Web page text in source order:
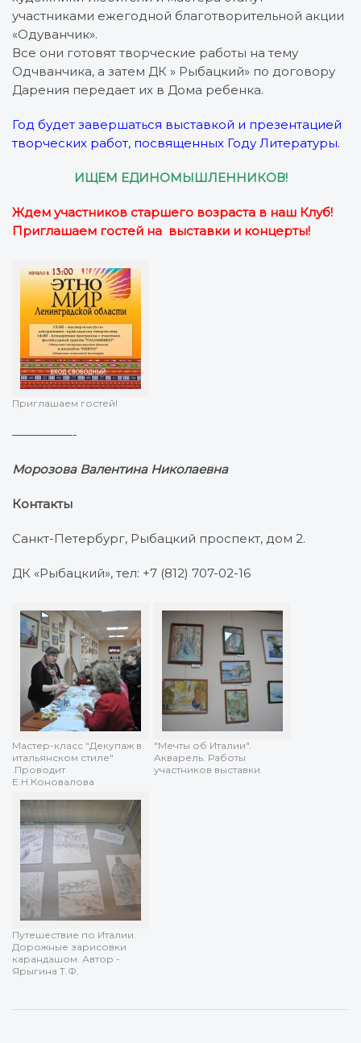
участниками ежегодной благотворительной акции
«Одуванчик».
Все они готовят творческие работы на тему
Одчванчика, а затем ДК » Рыбацкий» по договору
Дарения передает их в Дома ребенка.
Год будет завершаться выставкой и презентацией
творческих работ, посвященных Году Литературы.
ИЩЕМ ЕДИНОМЫШЛЕННИКОВ!
Ждем участников старшего возраста в наш Клуб!
Приглашаем гостей на выставки и концерты!
Приглашаем гостей!
—————-
Морозова Валентина Николаевна
Контакты
Санкт-Петербург, Рыбацкий проспект, дом 2.
ДК «Рыбацкий», тел: +7 (812) 707-02-16
Мастер-класс "Декупаж в
итальянском стиле"
.Проводит
Е.Н.Коновалова
"Мечты об Италии".
Акварель. Работы
участников выставки.
Путешествие по Италии.
Дорожные зарисовки
карандашом. Автор -
Ярыгина Т.Ф.